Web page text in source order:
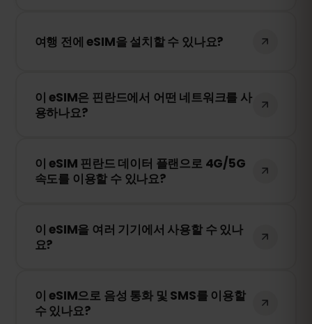
다. 단, Elisa, DNA, Telia, lands
여행 전에 eSIM을 설치할 수 있나요?
리 설치하는 것을 권장합니다. 다만, 핀란드
에 도착하기 전까지 네트워크에 연결하지 마
이 eSIM은 핀란드에서 어떤 네트워크를 사
용하나요?
크를 자동으로 선택하여 연결됩니다. 예를 들
어 Elisa, DNA, Telia, lands
이 eSIM 핀란드 데이터 플랜으로 4G/5G
속도를 이용할 수 있나요?
서 5G가 제공되는 경우 5G 연결도 가능합니
다. 빠르고 안정적인 인터넷을 경험하세요.
이 eSIM을 여러 기기에서 사용할 수 있나
요?
다. 스마트폰을 변경하는 경우 새로운 eSIM
을 구매해야 합니다.
이 eSIM으로 음성 통화 및 SMS를 이용할
수 있나요?